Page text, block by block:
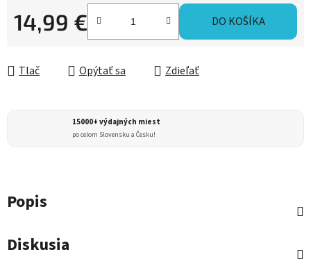
14,99 €
Jednotková cena:
DO KOŠÍKA
Tlač Opýtať sa Zdieľať
15000+ výdajných miest
po celom Slovensku a Česku!
Popis
Diskusia